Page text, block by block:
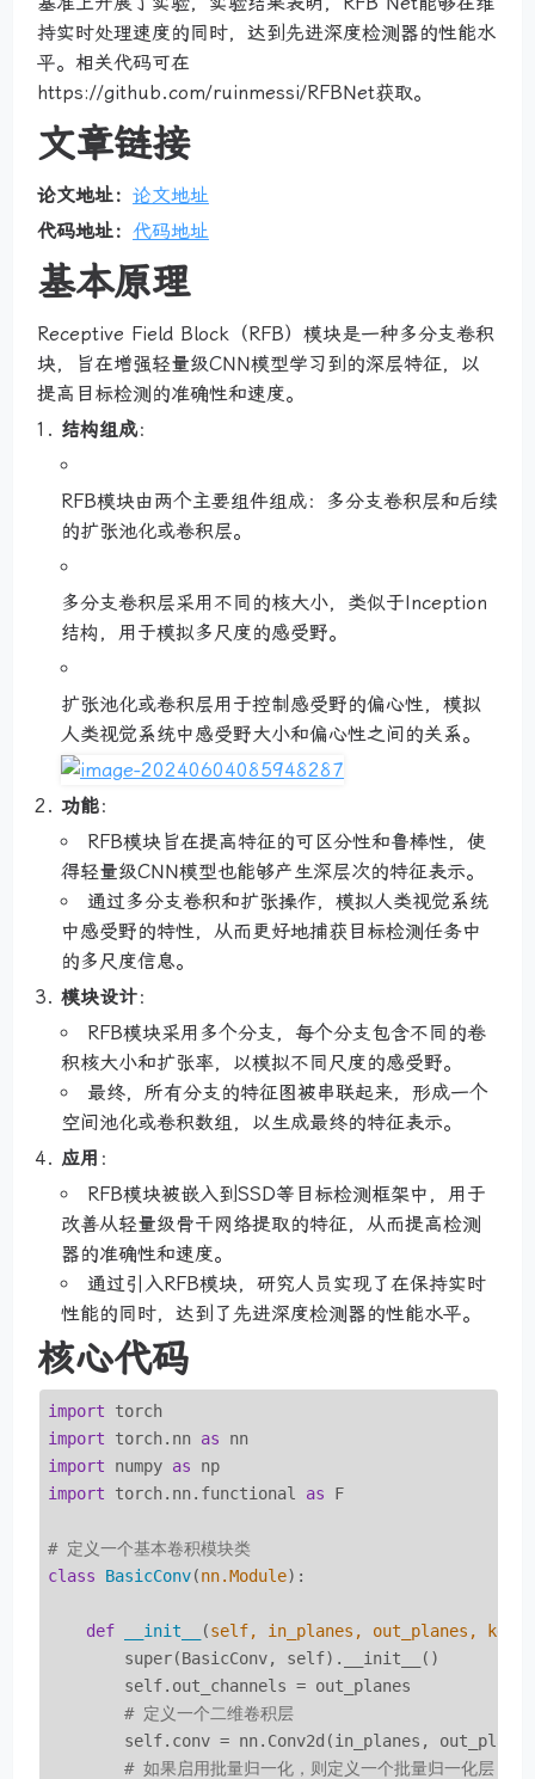
持实时处理速度的同时，达到先进深度检测器的性能水
平。相关代码可在
https://github.com/ruinmessi/RFBNet获取。
文章链接
论文地址： 论文地址
代码地址： 代码地址
基本原理
Receptive Field Block（RFB）模块是一种多分支卷积
块，旨在增强轻量级CNN模型学习到的深层特征，以
提高目标检测的准确性和速度。
结构组成：
RFB模块由两个主要组件组成：多分支卷积层和后续
的扩张池化或卷积层。
多分支卷积层采用不同的核大小，类似于Inception
结构，用于模拟多尺度的感受野。
扩张池化或卷积层用于控制感受野的偏心性，模拟
人类视觉系统中感受野大小和偏心性之间的关系。
功能：
RFB模块旨在提高特征的可区分性和鲁棒性，使
得轻量级CNN模型也能够产生深层次的特征表示。
通过多分支卷积和扩张操作，模拟人类视觉系统
中感受野的特性，从而更好地捕获目标检测任务中
的多尺度信息。
模块设计：
RFB模块采用多个分支，每个分支包含不同的卷
积核大小和扩张率，以模拟不同尺度的感受野。
最终，所有分支的特征图被串联起来，形成一个
空间池化或卷积数组，以生成最终的特征表示。
应用 ：
RFB模块被嵌入到SSD等目标检测框架中，用于
改善从轻量级骨干网络提取的特征，从而提高检测
器的准确性和速度。
通过引入RFB模块，研究人员实现了在保持实时
性能的同时，达到了先进深度检测器的性能水平。
核心代码
import
import torch.nn as
import numpy as
import torch.nn.functional as F
# 定义一个基本卷积模块类
class
BasicConv(nn.Module):
def __init__ (self, in_planes, out_planes,
        super(BasicConv, self).__init__()
        self.out_channels = out_planes
# 定义一个二维卷积层
self.conv = nn.Conv2d(in_planes,
# 如果启用批量归一化，则定义一个批量归一化层